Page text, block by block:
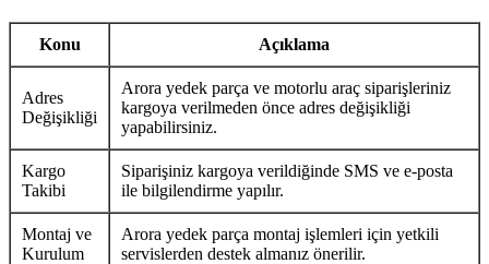
Konu Açıklama
Adres
Değişikliği
Arora yedek parça ve motorlu araç siparişleriniz
kargoya verilmeden önce adres değişikliği
yapabilirsiniz.
Kargo
Takibi
Siparişiniz kargoya verildiğinde SMS ve e-posta
ile bilgilendirme yapılır.
Montaj ve
Kurulum
Arora yedek parça montaj işlemleri için yetkili
servislerden destek almanız önerilir.